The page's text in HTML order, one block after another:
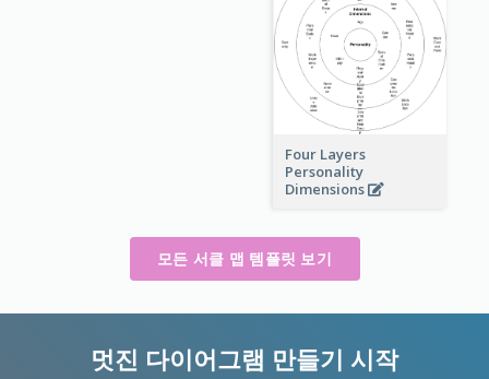
Four Layers
Personality
Dimensions
모든 서클 맵 템플릿 보기
멋진 다이어그램 만들기 시작